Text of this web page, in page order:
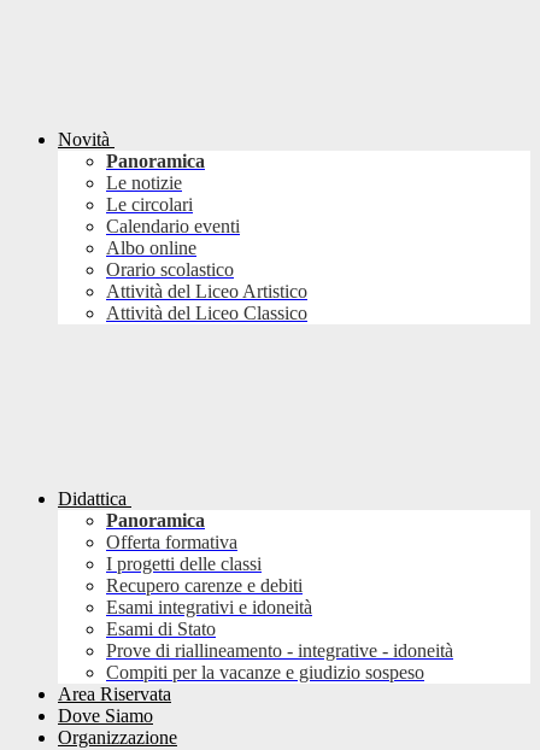
Novità
Panoramica
Le notizie
Le circolari
Calendario eventi
Albo online
Orario scolastico
Attività del Liceo Artistico
Attività del Liceo Classico
Didattica
Panoramica
Offerta formativa
I progetti delle classi
Recupero carenze e debiti
Esami integrativi e idoneità
Esami di Stato
Prove di riallineamento - integrative - idoneità
Compiti per la vacanze e giudizio sospeso
Area Riservata
Dove Siamo
Organizzazione